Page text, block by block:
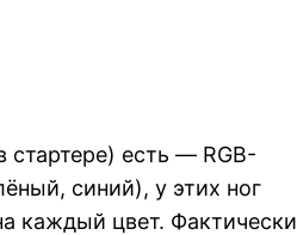
есть — RGB-
синий), у этих ног
каждый цвет. Фактически